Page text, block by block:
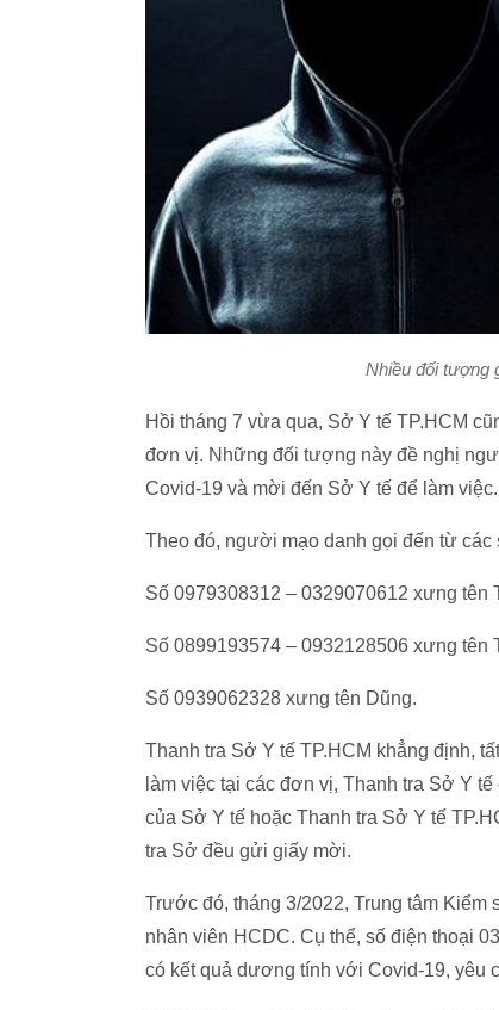
Nhiều đối tượng
Hồi tháng 7 vừa qua, Sở Y tế TP.HCM
đơn vị. Những đối tượng này đề nghị
Covid-19 và mời đến Sở Y tế để làm việc.
Theo đó, người mạo danh gọi đến từ các
Số 0979308312 – 0329070612 xưng
Số 0899193574 – 0932128506 xưng tên
Số 0939062328 xưng tên Dũng.
Thanh tra Sở Y tế TP.HCM khẳng định,
làm việc tại các đơn vị, Thanh tra Sở Y
của Sở Y tế hoặc Thanh tra Sở Y tế
tra Sở đều gửi giấy mời.
Trước đó, tháng 3/2022, Trung tâm Kiểm
nhân viên HCDC. Cụ thể, số điện thoại
có kết quả dương tính với Covid-19, yêu